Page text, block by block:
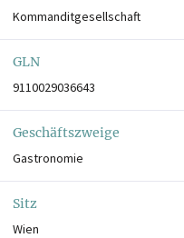
Kommanditgesellschaft
GLN
9110029036643
Geschäftszweige
Gastronomie
Sitz
Wien